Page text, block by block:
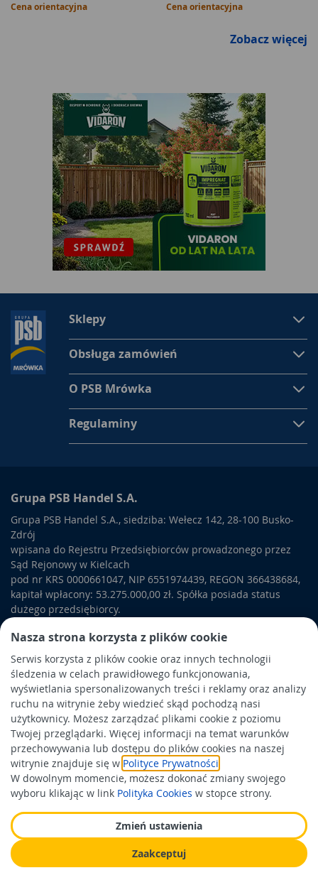
Nasza strona korzysta z plików cookie
Serwis korzysta z plików cookie oraz innych technologii
śledzenia w celach prawidłowego funkcjonowania,
wyświetlania spersonalizowanych treści i reklamy oraz analizy
ruchu na witrynie żeby wiedzieć skąd pochodzą nasi
użytkownicy. Możesz zarządzać plikami cookie z poziomu
Twojej przeglądarki. Więcej informacji na temat warunków
przechowywania lub dostępu do plików cookies na naszej
witrynie znajduje się w Polityce Prywatności
W dowolnym momencie, możesz dokonać zmiany swojego
wyboru klikając w link Polityka Cookies w stopce strony.
Zmień ustawienia
Zaakceptuj
Cena orientacyjna Cena orientacyjna
Zobacz więcej
Sklepy
Obsługa zamówień
O PSB Mrówka
Regulaminy
Grupa PSB Handel S.A.
Grupa PSB Handel S.A., siedziba: Wełecz 142, 28-100 Busko-
Zdrój
wpisana do Rejestru Przedsiębiorców prowadzonego przez
Sąd Rejonowy w Kielcach
pod nr KRS 0000661047, NIP 6551974439, REGON 366438684,
kapitał wpłacony: 53.275.000,00 zł. Spółka posiada status
dużego przedsiębiorcy.
PSB Mrówka to polska sieć sklepów samoobsługowych sektora
materiały budowlane, artykuły wykończeniowe i dekoracyjne,
wyposażenie łazienek i kuchni, elektronarzędzia, a także
artykuły związane z ogrodem i otoczeniem domu.
Obowiązek informacyjny
Polityka prywatności
Polityka Cookies
Odbiór zużytego sprzętu
Wspierają nas: